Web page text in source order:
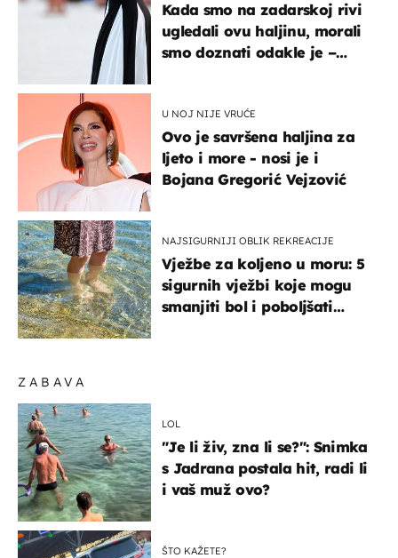
ZABAVA
LOL
"Je li živ, zna li se?": Snimka
s Jadrana postala hit, radi li
i vaš muž ovo?
ŠTO KAŽETE?
Kada smo na zadarskoj rivi
ugledali ovu haljinu, morali
smo doznati odakle je –
U NOJ NIJE VRUĆE
Ovo je savršena haljina za
ljeto i more - nosi je i
Bojana Gregorić Vejzović
NAJSIGURNIJI OBLIK REKREACIJE
Vježbe za koljeno u moru: 5
sigurnih vježbi koje mogu
smanjiti bol i poboljšati